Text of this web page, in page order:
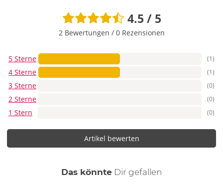
4.5 / 5
2 Bewertungen / 0 Rezensionen
5 Sterne (1)
4 Sterne (1)
3 Sterne (0)
2 Sterne (0)
1 Stern (0)
Artikel bewerten
Das könnte Dir auch
gefallen